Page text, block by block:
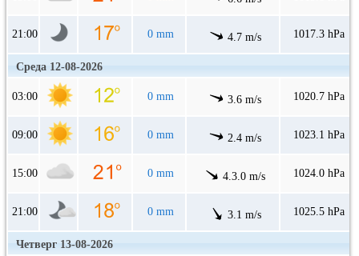
21:00 0 mm 4.7 m/s 1017.3 hPa
Среда 12-08-2026
03:00 0 mm 3.6 m/s 1020.7 hPa
09:00 0 mm 2.4 m/s 1023.1 hPa
15:00 0 mm 4.3.0 m/s 1024.0 hPa
21:00 0 mm 3.1 m/s 1025.5 hPa
Четверг 13-08-2026